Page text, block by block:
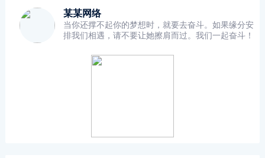
某某网络
当你还撑不起你的梦想时，就要去奋斗。如果缘分安
排我们相遇，请不要让她擦肩而过。我们一起奋斗！